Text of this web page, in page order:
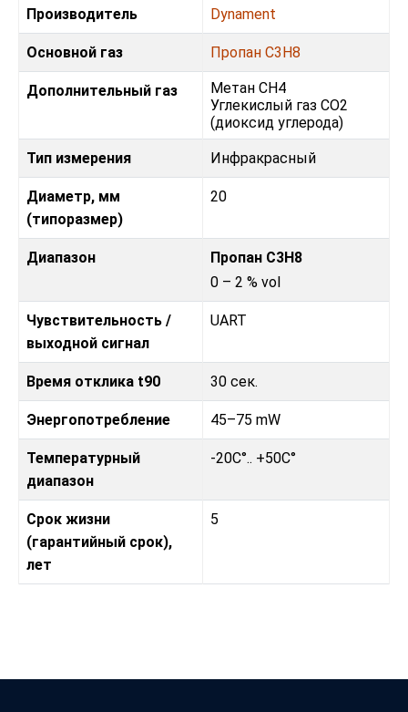
Производитель Dynament
Основной газ Пропан C3H8
Дополнительный газ
Метан CH4
Углекислый газ CO2
(диоксид углерода)
Тип измерения Инфракрасный
Диаметр, мм
(типоразмер)
20
Диапазон
Пропан C3H8
0 – 2 % vol
Чувствительность /
выходной сигнал
UART
Время отклика t90 30 сек.
Энергопотребление 45–75 mW
Температурный
диапазон
-20C°.. +50C°
Срок жизни
(гарантийный срок),
лет
5